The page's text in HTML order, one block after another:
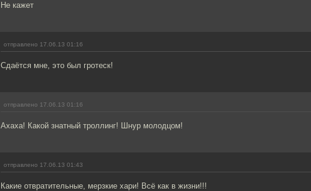
Не кажет
отправлено 17.06.13 01:16
Сдаётся мне, это был гротеск!
отправлено 17.06.13 01:16
Ахаха! Какой знатный троллинг! Шнур молодцом!
отправлено 17.06.13 01:43
Какие отвратительные, мерзкие хари! Всё как в жизни!!!